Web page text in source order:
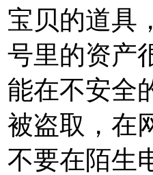
宝贝的道具
号里的资产
能在不安全
被盗取，在
不要在陌生